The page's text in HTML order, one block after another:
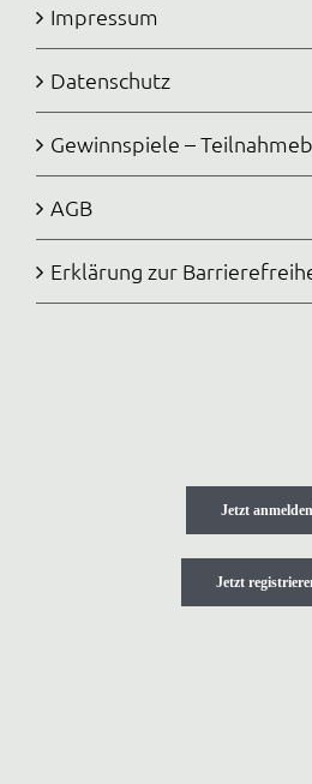
Impressum
Datenschutz
Gewinnspiele –
AGB
Erklärung zur
Jetzt
Jetzt